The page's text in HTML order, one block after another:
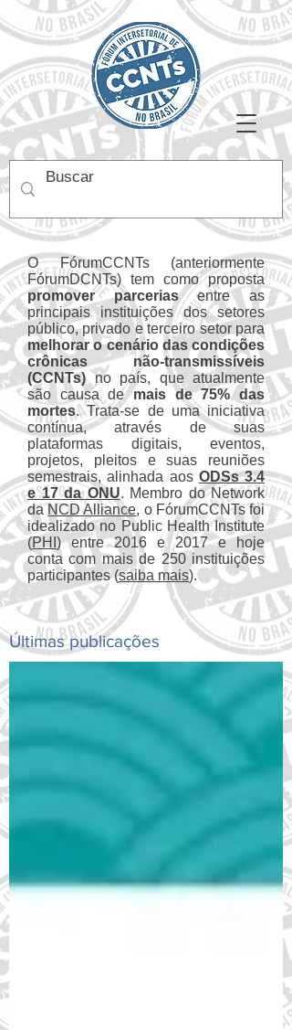
O FórumCCNTs (anteriormente
FórumDCNTs) tem como proposta
promover parceriasentre as
principais instituições dos setores
público, privado e terceiro setor para
melhorar o cenário das condições
crônicas não-transmissíveis
(CCNTs)no país, que atualmente
são causa demais de 75% das
mortes. Trata-se de uma iniciativa
contínua, através de suas
plataformas digitais, eventos,
projetos, pleitos e suas reuniões
semestrais, alinhada aos ODSs 3.4
e 17 da ONU. Membro do Network
daNCD Alliance, o FórumCCNTs foi
idealizado no Public Health Institute
(PHI ) entre 2016 e 2017 e hoje
conta com mais de 250 instituições
participantes (saiba mais).
Últimas publicações